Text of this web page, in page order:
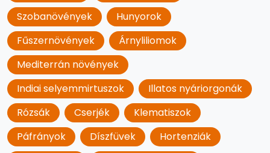
Szobanövények
Hunyorok
Fűszernövények
Árnyliliomok
Mediterrán növények
Indiai selyemmirtuszok
Illatos nyáriorgonák
Rózsák
Cserjék
Klematiszok
Páfrányok
Díszfüvek
Hortenziák